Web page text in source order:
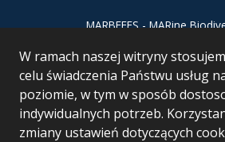
W ramach naszej witryny
celu świadczenia Państwu usług
poziomie, w tym w sposób
indywidualnych potrzeb.
zmiany ustawień dotyczących
MARBEFES - MARine
Ecosystem Services
has received funding from
Union’s Horizon Europe
innovation programme
Agreement no